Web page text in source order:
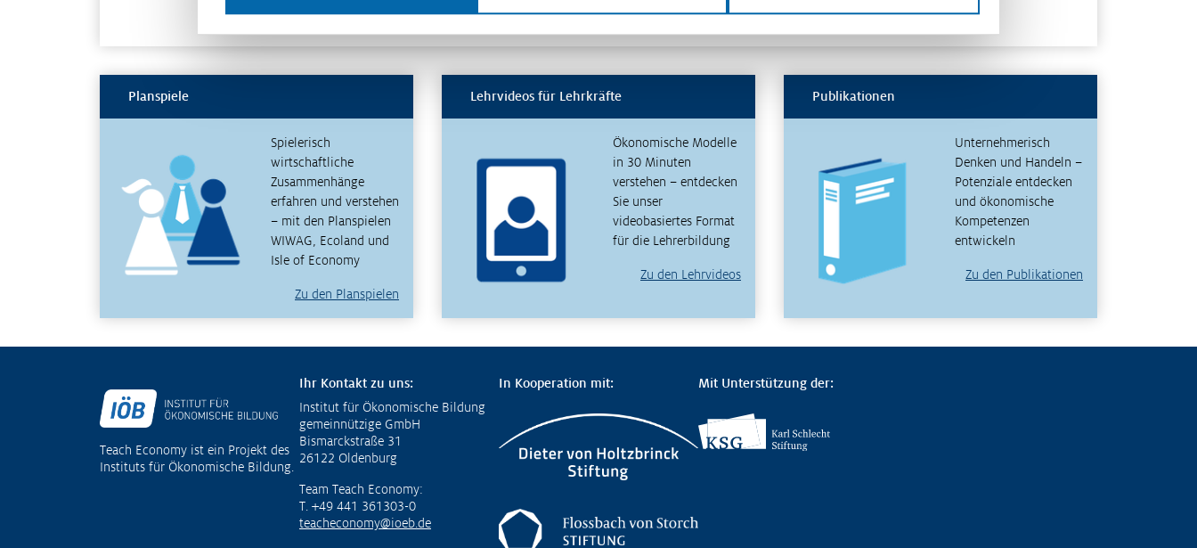
Planspiele
Spielerisch
wirtschaftliche
Zusammenhänge
erfahren und verstehen
– mit den Planspielen
WIWAG, Ecoland und
Isle of Economy
Zu den Planspielen
Lehrvideos für Lehrkräfte
Ökonomische Modelle
in 30 Minuten
verstehen – entdecken
Sie unser
videobasiertes Format
für die Lehrerbildung
Zu den Lehrvideos
Publikationen
Unternehmerisch
Denken und Handeln –
Potenziale entdecken
und ökonomische
Kompetenzen
entwickeln
Zu den Publikationen
Fußzeile
Teach Economy ist ein Projekt des
Instituts für Ökonomische Bildung.
Ihr Kontakt zu uns:
Institut für Ökonomische Bildung
gemeinnützige GmbH
Bismarckstraße 31
26122 Oldenburg
Team Teach Economy:
T. +49 441 361303-0
teacheconomy@ioeb.de
In Kooperation mit: Mit Unterstützung der: